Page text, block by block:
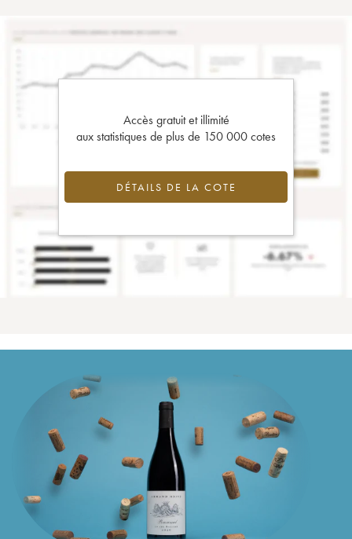
Accès gratuit et illimité
aux statistiques de plus de 150 000 cotes
DÉTAILS DE LA COTE